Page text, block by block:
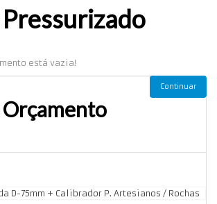
está vazia!
Continuar
Orçamento